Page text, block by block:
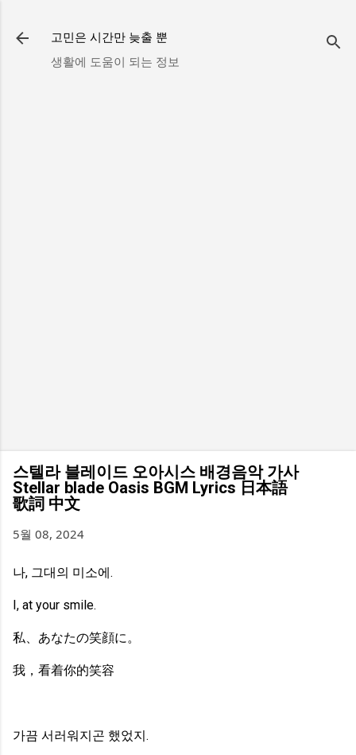
고민은 시간만 늦출 뿐
생활에 도움이 되는 정보
스텔라 블레이드 오아시스 배경음악 가사
Stellar blade Oasis BGM Lyrics 日本語
歌詞 中文
5월 08, 2024
나, 그대의 미소에.
I, at your smile.
私、あなたの笑顔に。
我，看着你的笑容
가끔 서러워지곤 했었지.